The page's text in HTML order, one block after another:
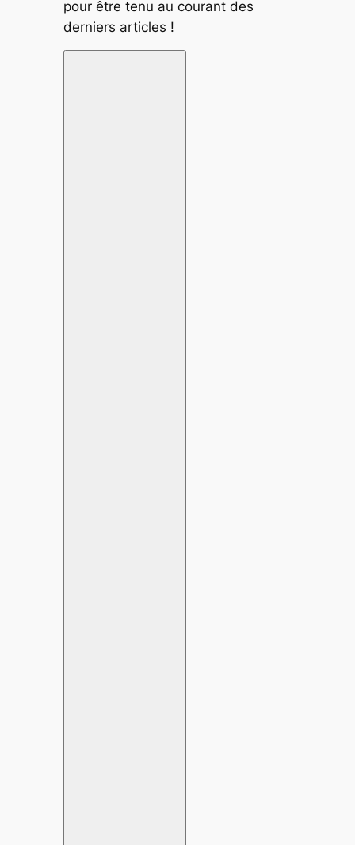
pour être tenu au courant des
derniers articles !